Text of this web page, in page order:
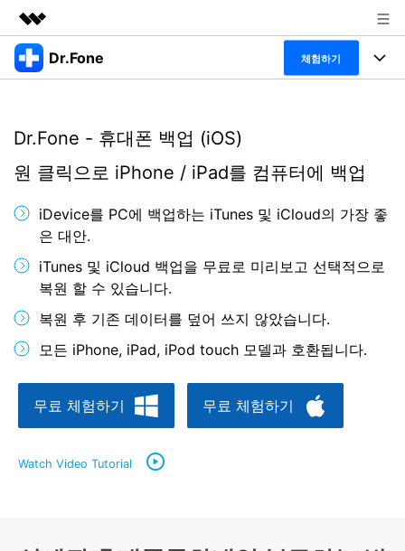
주요 제품
개요
솔루션
회사 소개
플랜 및 가격
도움말 센터
Dr.Fone 체험하기
특징
Dr.Fone Basic
폴 툴킷 보기 >
프로그램
모바일
온라인
더 보기
닥터폰 하이라이트 살펴보기
사용 방법은 무엇입니까?
고객 지원 센터
리소스
다운로드 센터
합니다.
3,000개 이상의 사용 가이드, 전문가 팁 및 최
🔓️온라인 잠금 해제
iOS26 다운그레이드
무료 다운로드
검색하기
Dr.Fone - 휴대폰 백업 (iOS)
원 클릭으로 iPhone / iPad를 컴퓨터에 백업
iDevice를 PC에 백업하는 iTunes 및 iCloud의 가장 좋
은 대안.
iTunes 및 iCloud 백업을 무료로 미리보고 선택적으로
복원 할 수 있습니다.
복원 후 기존 데이터를 덮어 쓰지 않았습니다.
모든 iPhone, iPad, iPod touch 모델과 호환됩니다.
무료 체험하기 무료 체험하기
Watch Video Tutorial